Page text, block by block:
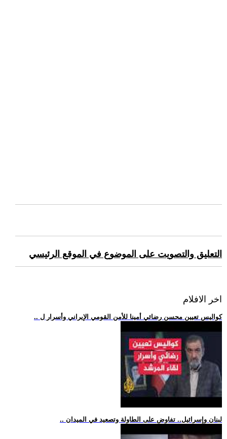
التعليق والتصويت على الموضوع في الموقع الرئيسي
اخر الافلام
.. كواليس تعيين محسن رضائي أمينا للأمن القومي الإيراني وأسرار ل
.. لبنان وإسرائيل.. تفاوض على الطاولة وتصعيد في الميدان